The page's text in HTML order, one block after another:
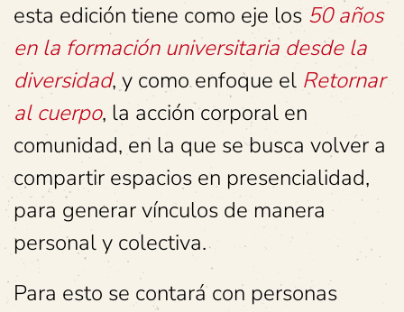
esta edición tiene como eje los 50 años
en la formación universitaria desde la
diversidad, y como enfoque el Retornar
al cuerpo, la acción corporal en
comunidad, en la que se busca volver a
compartir espacios en presencialidad,
para generar vínculos de manera
personal y colectiva.
Para esto se contará con personas